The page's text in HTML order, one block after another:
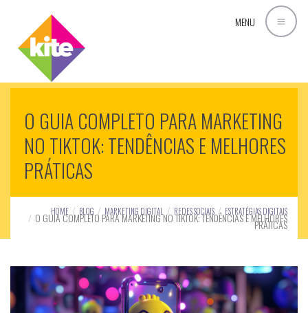
MENU
O GUIA COMPLETO PARA MARKETING
NO TIKTOK: TENDÊNCIAS E MELHORES
PRÁTICAS
HOME BLOG MARKETING DIGITAL REDES SOCIAIS ESTRATÉGIAS DIGITAIS
O GUIA COMPLETO PARA MARKETING NO TIKTOK: TENDÊNCIAS E MELHORES
PRÁTICAS